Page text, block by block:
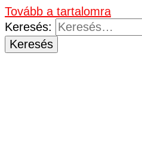
Tovább a tartalomra
Keresés: